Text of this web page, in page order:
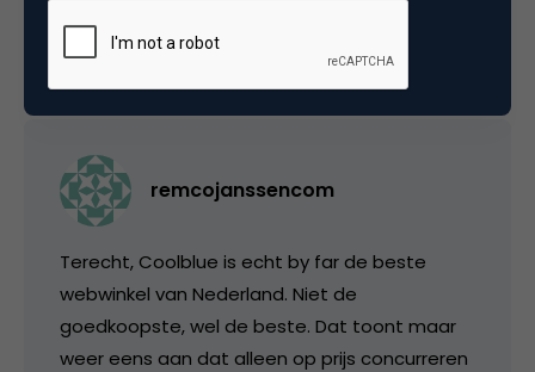
3 Reacties
remcojanssencom
Terecht, Coolblue is echt by far de beste
webwinkel van Nederland. Niet de
goedkoopste, wel de beste. Dat toont maar
weer eens aan dat alleen op prijs concurreren